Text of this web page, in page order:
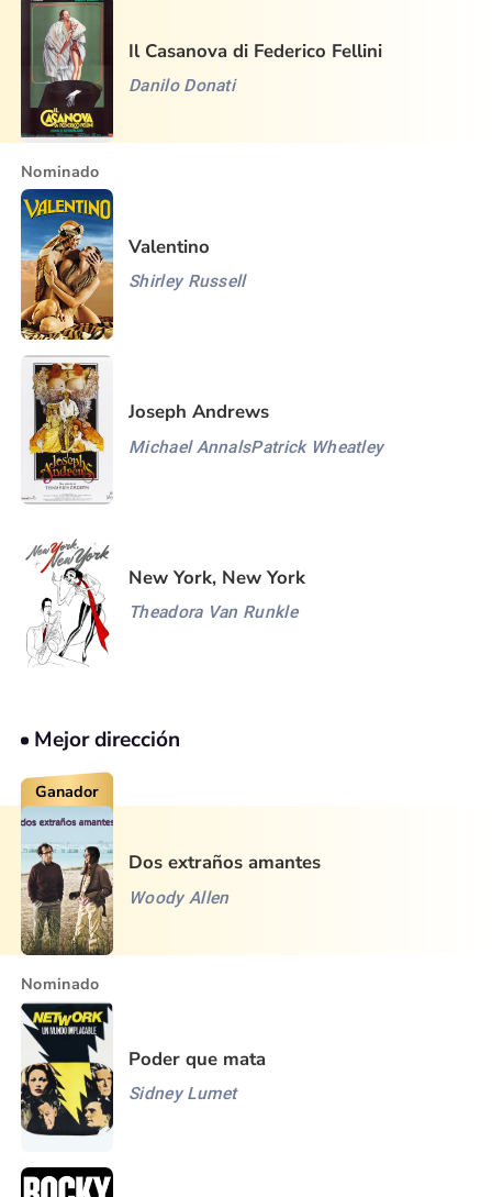
Il Casanova di Federico Fellini
Danilo Donati
Nominado
Valentino
Shirley Russell
Joseph Andrews
Michael AnnalsPatrick Wheatley
New York, New York
Theadora Van Runkle
Mejor dirección
Ganador
Dos extraños amantes
Woody Allen
Nominado
Poder que mata
Sidney Lumet